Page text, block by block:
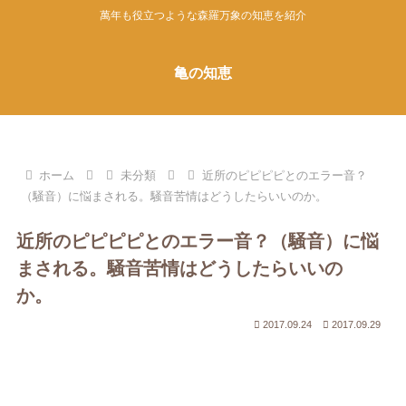
萬年も役立つような森羅万象の知恵を紹介
亀の知恵
ホーム 未分類
近所のピピピピとのエラー音？
（騒音）に悩まされる。騒音苦情はどうしたらいいのか。
近所のピピピピとのエラー音？（騒音）に悩
まされる。騒音苦情はどうしたらいいの
か。
2017.09.24 2017.09.29